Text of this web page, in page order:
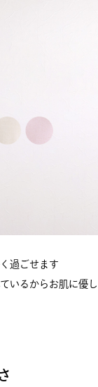
過ごせます
いるからお肌に優し